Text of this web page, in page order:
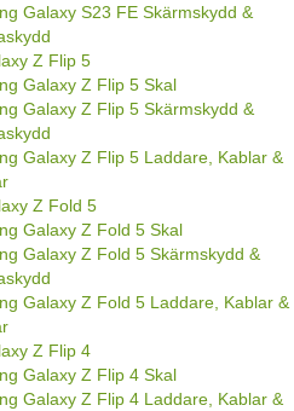
Galaxy S23 FE Skärmskydd &
Z Flip 5
Galaxy Z Flip 5 Skal
Galaxy Z Flip 5 Skärmskydd &
Galaxy Z Flip 5 Laddare, Kablar &
Z Fold 5
Galaxy Z Fold 5 Skal
Galaxy Z Fold 5 Skärmskydd &
Galaxy Z Fold 5 Laddare, Kablar &
Z Flip 4
Galaxy Z Flip 4 Skal
Galaxy Z Flip 4 Laddare, Kablar &